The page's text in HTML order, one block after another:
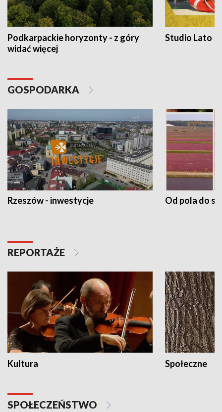
Podkarpackie horyzonty - z góry
widać więcej
Studio Lato
GOSPODARKA
Rzeszów - inwestycje Od pola do
REPORTAŻE
Kultura Społeczne
SPOŁECZEŃSTWO